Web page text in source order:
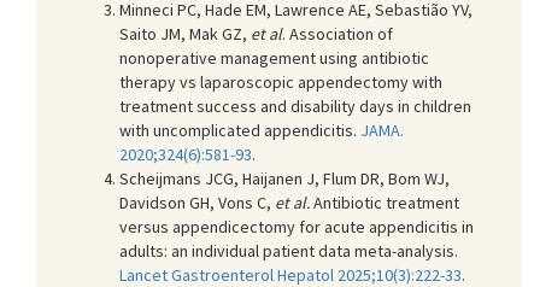
Minneci PC, Hade EM, Lawrence AE, Sebastião YV,
Saito JM, Mak GZ, et al. Association of
nonoperative management using antibiotic
therapy vs laparoscopic appendectomy with
treatment success and disability days in children
with uncomplicated appendicitis. JAMA.
2020;324(6):581-93.
Scheijmans JCG, Haijanen J, Flum DR, Bom WJ,
Davidson GH, Vons C, et al.Antibiotic treatment
versus appendicectomy for acute appendicitis in
adults: an individual patient data meta-analysis.
Lancet Gastroenterol Hepatol 2025;10(3):222-33.